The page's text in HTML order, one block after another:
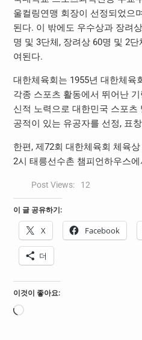
울컬링연맹 회장이 선정되었으
된다. 이 밖에도 우수상과 장려
명 및 3단체, 장려상 60명 및 2
여된다.
대한체육회는 1955년 대한체육
각종 스포츠 활동에서 뛰어난
신적 노력으로 대한민국 스포
공적이 있는 유공자를 선정, 표
한편, 제72회 대한체육회 체육
2시 태릉선수촌 챔피언하우스
Post Views: 12
이 글 공유하기:
X Facebook
더
이것이 좋아요:
로